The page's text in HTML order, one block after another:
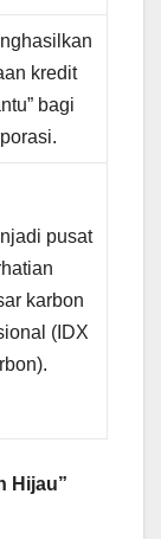
kredit
bagi
pusat
karbon
(IDX
Hijau”